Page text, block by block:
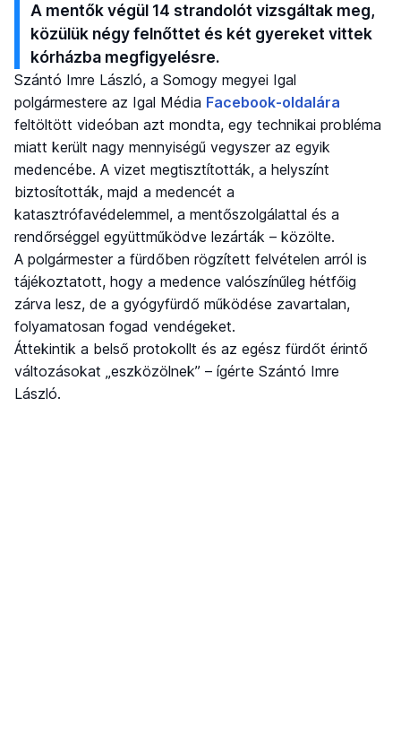
A mentők végül 14 strandolót vizsgáltak meg,
közülük négy felnőttet és két gyereket vittek
kórházba megfigyelésre.
Szántó Imre László, a Somogy megyei Igal
polgármestere az Igal Média Facebook-oldalára
feltöltött videóban azt mondta, egy technikai probléma
miatt került nagy mennyiségű vegyszer az egyik
medencébe. A vizet megtisztították, a helyszínt
biztosították, majd a medencét a
katasztrófavédelemmel, a mentőszolgálattal és a
rendőrséggel együttműködve lezárták – közölte.
A polgármester a fürdőben rögzített felvételen arról is
tájékoztatott, hogy a medence valószínűleg hétfőig
zárva lesz, de a gyógyfürdő működése zavartalan,
folyamatosan fogad vendégeket.
Áttekintik a belső protokollt és az egész fürdőt érintő
változásokat „eszközölnek” – ígérte Szántó Imre
László.